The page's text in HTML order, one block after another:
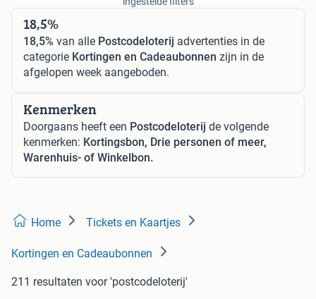
18,5%
18,5% van alle Postcodeloterij advertenties in de
categorie Kortingen en Cadeaubonnen zijn in de
afgelopen week aangeboden.
Kenmerken
Doorgaans heeft een Postcodeloterij de volgende
kenmerken: Kortingsbon, Drie personen of meer,
Warenhuis- of Winkelbon.
Home Tickets en Kaartjes
Kortingen en Cadeaubonnen
211 resultaten voor 'postcodeloterij'